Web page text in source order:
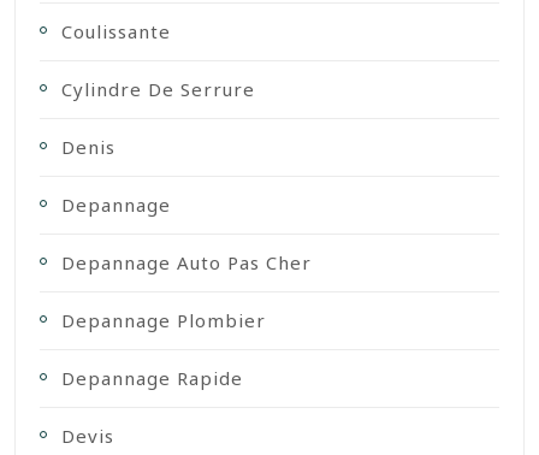
Coulissante
Cylindre De Serrure
Denis
Depannage
Depannage Auto Pas Cher
Depannage Plombier
Depannage Rapide
Devis